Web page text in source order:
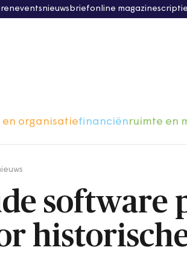
eventsnieuwsbriefonline magazine
en organisatiefinanciënruimte en
software